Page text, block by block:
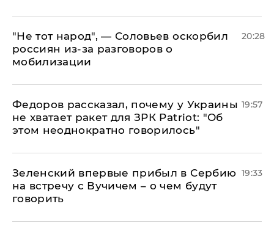
​"Не тот народ", — Соловьев оскорбил
россиян из-за разговоров о
мобилизации
20:28
Федоров рассказал, почему у Украины
не хватает ракет для ЗРК Patriot: "Об
этом неоднократно говорилось"
19:57
Зеленский впервые прибыл в Сербию
на встречу с Вучичем – о чем будут
говорить
19:33